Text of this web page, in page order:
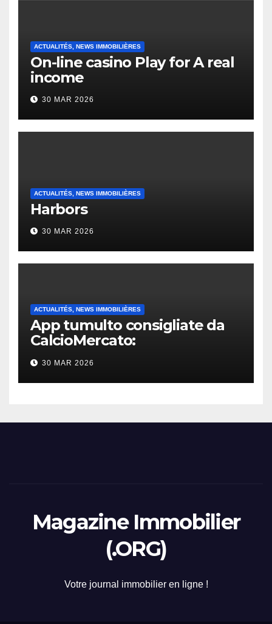
ACTUALITÉS, NEWS IMMOBILIÈRES
On-line casino Play for A real
income
30 MAR 2026
ACTUALITÉS, NEWS IMMOBILIÈRES
Harbors
30 MAR 2026
ACTUALITÉS, NEWS IMMOBILIÈRES
App tumulto consigliate da
CalcioMercato:
considerazione di gennaio
2026
30 MAR 2026
Magazine Immobilier
(.ORG)
Votre journal immobilier en ligne !